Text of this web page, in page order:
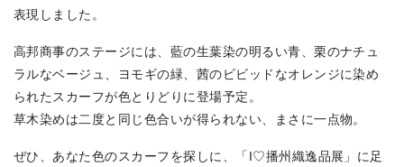
表現しました。
高邦商事のステージには、藍の生葉染の明るい青、栗のナチュ
ラルなベージュ、ヨモギの緑、茜のビビッドなオレンジに染め
られたスカーフが色とりどりに登場予定。
草木染めは二度と同じ色合いが得られない、まさに一点物。
ぜひ、あなた色のスカーフを探しに、「I♡播州織逸品展」に足